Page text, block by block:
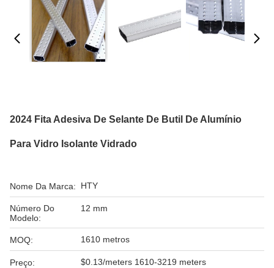
2024 Fita Adesiva De Selante De Butil De Alumínio
Para Vidro Isolante Vidrado
Nome Da Marca: HTY
Número Do
Modelo:
12 mm
MOQ: 1610 metros
Preço: $0.13/meters 1610-3219 meters